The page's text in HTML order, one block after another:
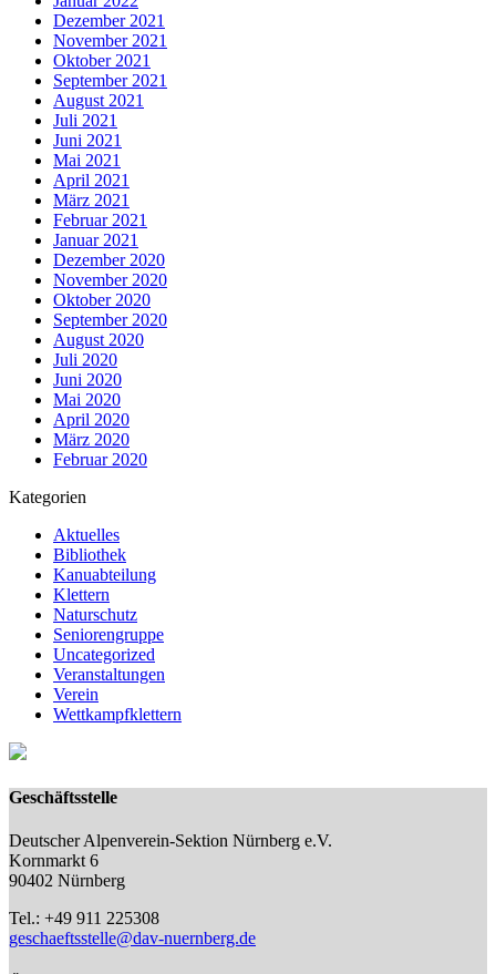
Dezember 2021
November 2021
Oktober 2021
September 2021
August 2021
Juli 2021
Juni 2021
Mai 2021
April 2021
März 2021
Februar 2021
Januar 2021
Dezember 2020
November 2020
Oktober 2020
September 2020
August 2020
Juli 2020
Juni 2020
Mai 2020
April 2020
März 2020
Februar 2020
Kategorien
Aktuelles
Bibliothek
Kanuabteilung
Klettern
Naturschutz
Seniorengruppe
Uncategorized
Veranstaltungen
Verein
Wettkampfklettern
Geschäftsstelle
Deutscher Alpenverein-Sektion Nürnberg e.V.
Kornmarkt 6
90402 Nürnberg
Tel.: +49 911 225308
geschaeftsstelle@dav-nuernberg.de